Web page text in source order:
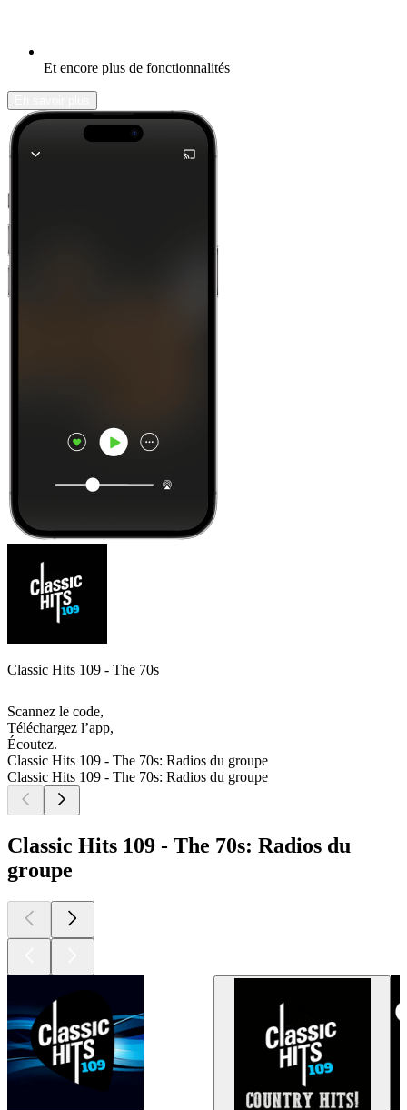
Et encore plus de fonctionnalités
Classic Hits 109 - The 70s
Scannez le code,
Téléchargez l’app,
Écoutez.
Classic Hits 109 - The 70s: Radios du groupe
Classic Hits 109 - The 70s: Radios du groupe
Classic Hits 109 - The 70s: Radios du
groupe